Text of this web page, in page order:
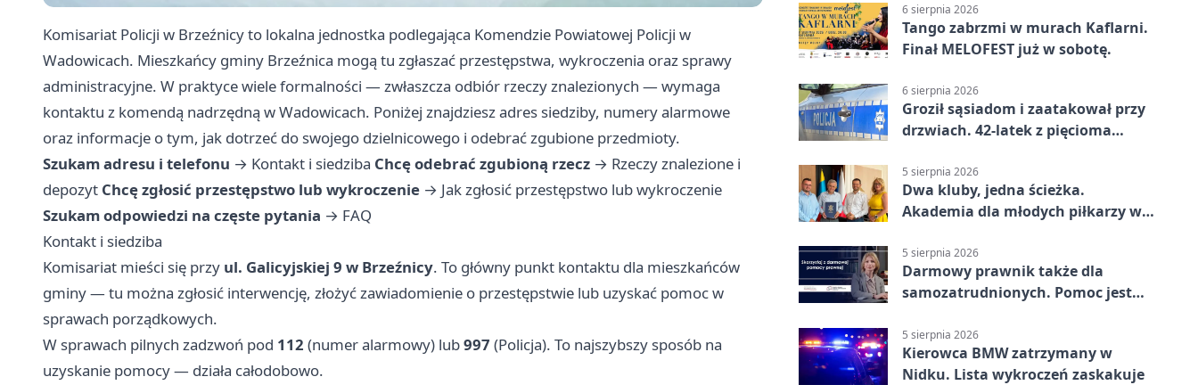
Komisariat Policji w Brzeźnicy to lokalna jednostka podlegająca Komendzie Powiatowej Policji w
Wadowicach. Mieszkańcy gminy Brzeźnica mogą tu zgłaszać przestępstwa, wykroczenia oraz sprawy
administracyjne. W praktyce wiele formalności — zwłaszcza odbiór rzeczy znalezionych — wymaga
kontaktu z komendą nadrzędną w Wadowicach. Poniżej znajdziesz adres siedziby, numery alarmowe
oraz informacje o tym, jak dotrzeć do swojego dzielnicowego i odebrać zgubione przedmioty.
Szukam adresu i telefonu → Kontakt i siedziba Chcę odebrać zgubioną rzecz → Rzeczy znalezione i
depozyt Chcę zgłosić przestępstwo lub wykroczenie → Jak zgłosić przestępstwo lub wykroczenie
Szukam odpowiedzi na częste pytania → FAQ
Kontakt i siedziba
Komisariat mieści się przy ul. Galicyjskiej 9 w Brzeźnicy. To główny punkt kontaktu dla mieszkańców
gminy — tu można zgłosić interwencję, złożyć zawiadomienie o przestępstwie lub uzyskać pomoc w
sprawach porządkowych.
W sprawach pilnych zadzwoń pod 112 (numer alarmowy) lub997 (Policja). To najszybszy sposób na
uzyskanie pomocy — działa całodobowo.
6 sierpnia 2026
Tango zabrzmi w murach Kaflarni.
Finał MELOFEST już w sobotę.
6 sierpnia 2026
Groził sąsiadom i zaatakował przy
drzwiach. 42-latek z pięcioma
5 sierpnia 2026
Dwa kluby, jedna ścieżka.
Akademia dla młodych piłkarzy w
5 sierpnia 2026
Darmowy prawnik także dla
samozatrudnionych. Pomoc jest
5 sierpnia 2026
Kierowca BMW zatrzymany w
Nidku. Lista wykroczeń zaskakuje